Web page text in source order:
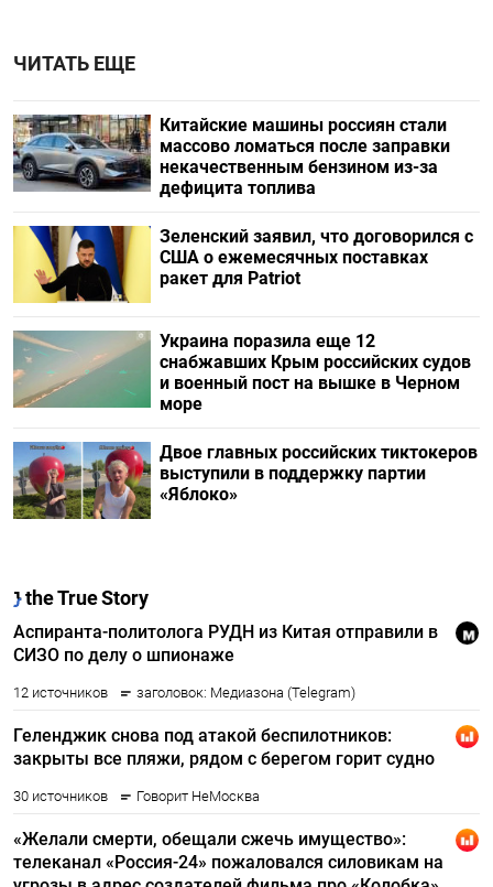
ЧИТАТЬ ЕЩЕ
Китайские машины россиян стали
массово ломаться после заправки
некачественным бензином из-за
дефицита топлива
Зеленский заявил, что договорился с
США о ежемесячных поставках
ракет для Patriot
Украина поразила еще 12
снабжавших Крым российских судов
и военный пост на вышке в Черном
море
Двое главных российских тиктокеров
выступили в поддержку партии
«Яблоко»